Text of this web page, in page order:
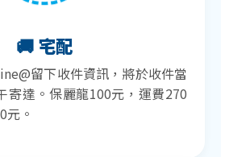
🚚 宅配
留下收件資訊，將於收件當
寄達。保麗龍100元，運費270
元。